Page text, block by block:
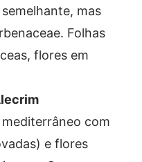
mas
Folhas
flores em
com
e flores